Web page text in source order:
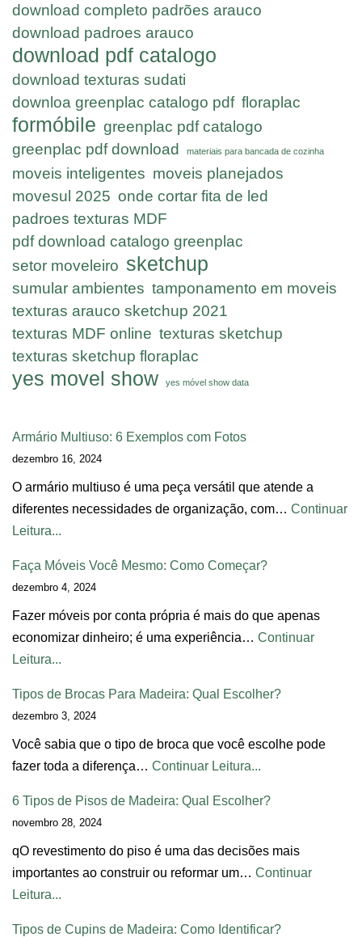
download completo padrões arauco
download padroes arauco
download pdf catalogo
download texturas sudati
downloa greenplac catalogo pdf floraplac
formóbile greenplac pdf catalogo
greenplac pdf download
materiais para bancada de cozinha
moveis inteligentes moveis planejados
movesul 2025 onde cortar fita de led
padroes texturas MDF
pdf download catalogo greenplac
setor moveleiro sketchup
sumular ambientes tamponamento em moveis
texturas arauco sketchup 2021
texturas MDF online texturas sketchup
texturas sketchup floraplac
yes movel show yes móvel show data
Armário Multiuso: 6 Exemplos com Fotos
dezembro 16, 2024
O armário multiuso é uma peça versátil que atende a
diferentes necessidades de organização, com… Continuar
Leitura...
Faça Móveis Você Mesmo: Como Começar?
dezembro 4, 2024
Fazer móveis por conta própria é mais do que apenas
economizar dinheiro; é uma experiência… Continuar
Leitura...
Tipos de Brocas Para Madeira: Qual Escolher?
dezembro 3, 2024
Você sabia que o tipo de broca que você escolhe pode
fazer toda a diferença… Continuar Leitura...
6 Tipos de Pisos de Madeira: Qual Escolher?
novembro 28, 2024
qO revestimento do piso é uma das decisões mais
importantes ao construir ou reformar um… Continuar
Leitura...
Tipos de Cupins de Madeira: Como Identificar?